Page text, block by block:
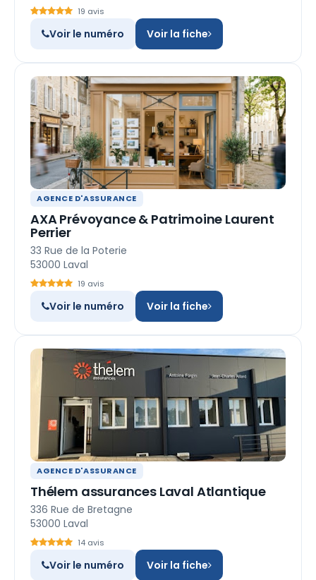
19 avis
Voir le numéro Voir la fiche
AGENCE D'ASSURANCE
AXA Prévoyance & Patrimoine Laurent
Perrier
33 Rue de la Poterie
53000 Laval
19 avis
Voir le numéro Voir la fiche
AGENCE D'ASSURANCE
Thélem assurances Laval Atlantique
336 Rue de Bretagne
53000 Laval
14 avis
Voir le numéro Voir la fiche